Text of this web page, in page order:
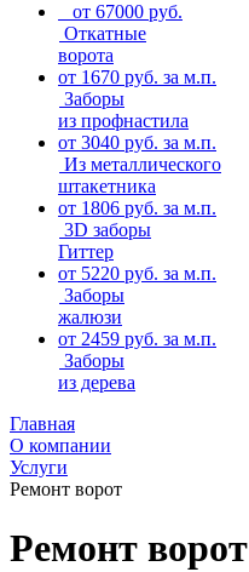
от 67000 руб.
Откатные
ворота
от 1670 руб. за м.п.
Заборы
из профнастила
от 3040 руб. за м.п.
Из металлического
штакетника
от 1806 руб. за м.п.
3D заборы
Гиттер
от 5220 руб. за м.п.
Заборы
жалюзи
от 2459 руб. за м.п.
Заборы
из дерева
Главная
О компании
Услуги
Ремонт ворот
Ремонт ворот